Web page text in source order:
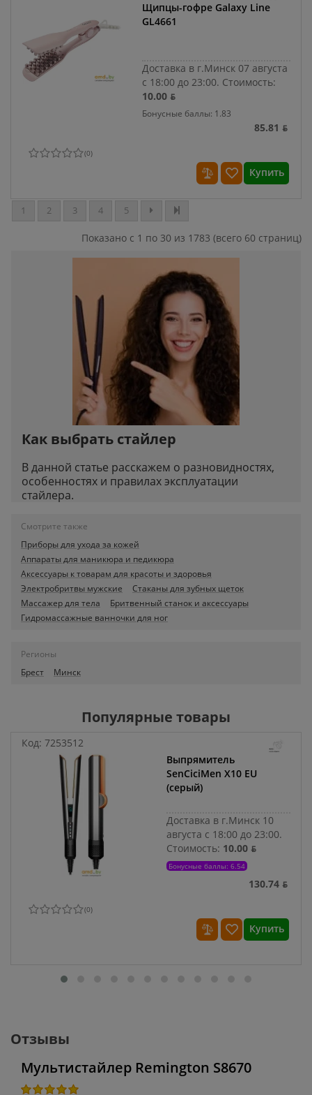
Щипцы-гофре Galaxy Line
GL4661
Доставка в г.Минск 07 августа
с 18:00 до 23:00. Стоимость:
10.00 ƃ
Бонусные баллы: 1.83
85.81 ƃ
(0)
Купить
1 2 3 4 5
Показано с 1 по 30 из 1783 (всего 60 страниц)
Как выбрать стайлер
В данной статье расскажем о разновидностях,
особенностях и правилах эксплуатации
стайлера.
Смотрите также
Приборы для ухода за кожей
Аппараты для маникюра и педикюра
Аксессуары к товарам для красоты и здоровья
Электробритвы мужские
Стаканы для зубных щеток
Массажер для тела
Бритвенный станок и аксессуары
Гидромассажные ванночки для ног
Регионы
Брест
Минск
Популярные товары
Код: 7253512
Выпрямитель
SenCiciMen X10 EU
(серый)
Доставка в г.Минск 10
августа с 18:00 до 23:00.
Стоимость: 10.00 ƃ
Бонусные баллы: 6.54
130.74 ƃ
(0)
Купить
Отзывы
Мультистайлер Remington S8670